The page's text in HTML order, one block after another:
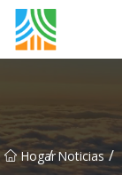
Hogar
/ Noticias /